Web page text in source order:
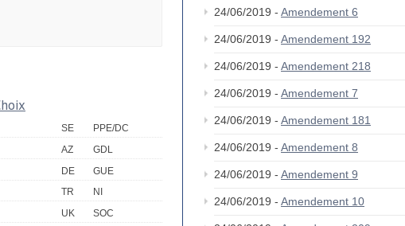
SE
PPE/DC
AZ
GDL
DE
GUE
TR
NI
UK
SOC
24/06/2019 - Amendement 6
24/06/2019 - Amendement 192
24/06/2019 - Amendement 218
24/06/2019 - Amendement 7
24/06/2019 - Amendement 181
24/06/2019 - Amendement 8
24/06/2019 - Amendement 9
24/06/2019 - Amendement 10